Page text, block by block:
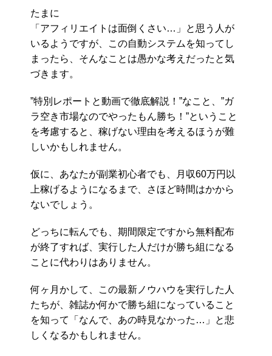
たまに
「アフィリエイトは面倒くさい…」と思う人が
いるようですが、この自動システムを知ってし
まったら、そんなことは愚かな考えだったと気
づきます。
”特別レポートと動画で徹底解説！”なこと、”ガ
ラ空き市場なのでやったもん勝ち！”ということ
を考慮すると、稼げない理由を考えるほうが難
しいかもしれません。
仮に、あなたが副業初心者でも、月収60万円以
上稼げるようになるまで、さほど時間はかから
ないでしょう。
どっちに転んでも、期間限定ですから無料配布
が終了すれば、実行した人だけが勝ち組になる
ことに代わりはありません。
何ヶ月かして、この最新ノウハウを実行した人
たちが、雑誌か何かで勝ち組になっていること
を知って「なんで、あの時見なかった…」と悲
しくなるかもしれません。